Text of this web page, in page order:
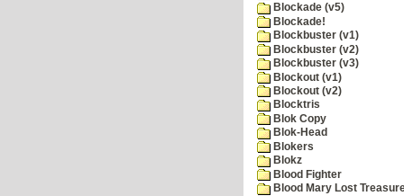
Blockade (v5)
Blockade!
Blockbuster (v1)
Blockbuster (v2)
Blockbuster (v3)
Blockout (v1)
Blockout (v2)
Blocktris
Blok Copy
Blok-Head
Blokers
Blokz
Blood Fighter
Blood Mary Lost